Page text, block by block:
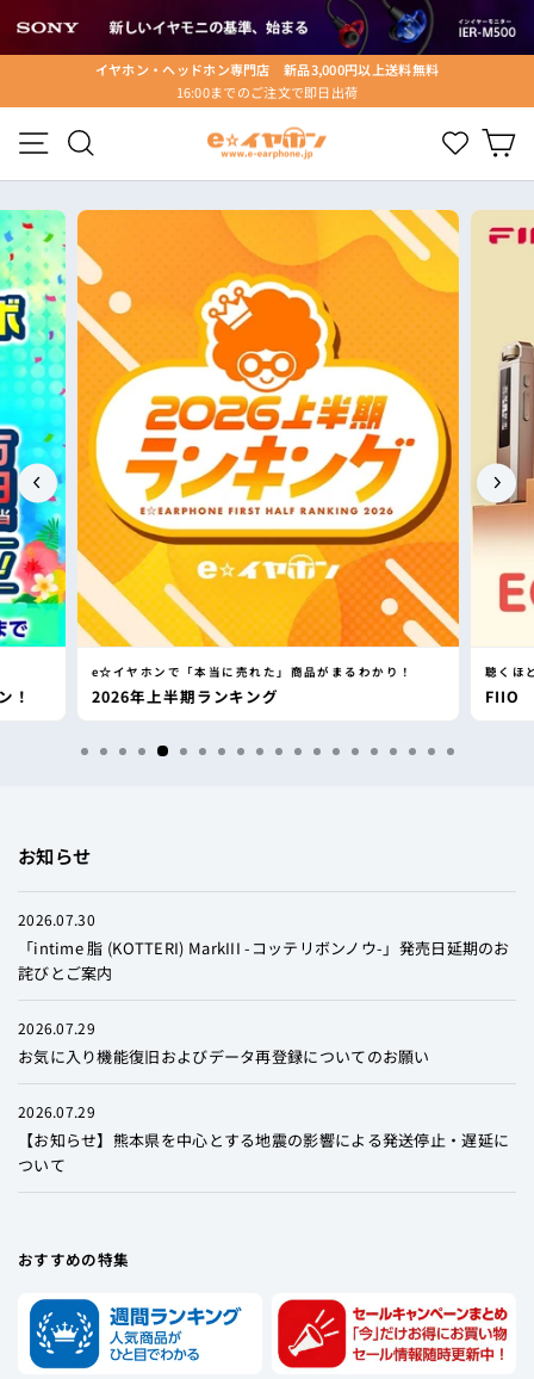
す
ス
ラ
イ
を
停
す
る
イヤホン・ヘッドホン専門店 新品3,000円以上送料無料
16:00までのご注文で即日出荷
メニュー
e☆
イ
ヤ
ホ
ン
Wishlist
！
e☆イヤホンで「本当に売れた」商品がまるわかり！
2026年上半期ランキング
聴くほ
FIIO
お知らせ
2026.07.30
「intime 脂 (KOTTERI) MarkIII -コッテリボンノウ-」発売日延期のお
詫びとご案内
2026.07.29
お気に入り機能復旧およびデータ再登録についてのお願い
2026.07.29
【お知らせ】熊本県を中心とする地震の影響による発送停止・遅延に
ついて
おすすめの特集